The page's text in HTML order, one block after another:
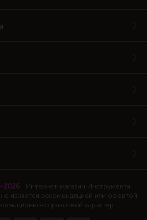
Интернет-магазин Инструмента
является рекомендацией или офертой
справочный характер.